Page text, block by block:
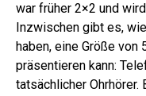
war früher 2×2 und
Inzwischen gibt es,
haben, eine Größe von
präsentieren kann:
tatsächlicher